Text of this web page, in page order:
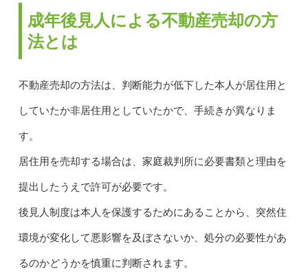
成年後見人による不動産売却の方
法とは
不動産売却の方法は、判断能力が低下した本人が居住用と
していたか非居住用としていたかで、手続きが異なりま
す。
居住用を売却する場合は、家庭裁判所に必要書類と理由を
提出したうえで許可が必要です。
後見人制度は本人を保護するためにあることから、突然住
環境が変化して悪影響を及ぼさないか、処分の必要性があ
るのかどうかを慎重に判断されます。